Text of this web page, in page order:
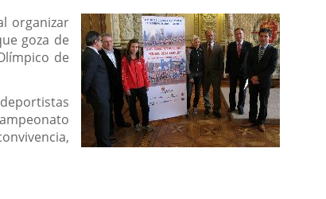
organizar
goza de
de